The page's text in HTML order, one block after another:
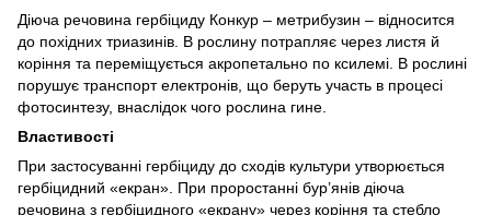
Діюча речовина гербіциду Конкур – метрибузин – відносится
до похідних триазинів. В рослину потрапляє через листя й
коріння та переміщується акропетально по ксилемі. В рослині
порушує транспорт електронів, що беруть участь в процесі
фотосинтезу, внаслідок чого рослина гине.
Властивості
При застосуванні гербіциду до сходів культури утворюється
гербіцидний «екран». При проростанні бур’янів діюча
речовина з гербіцидного «екрану» через коріння та стебло